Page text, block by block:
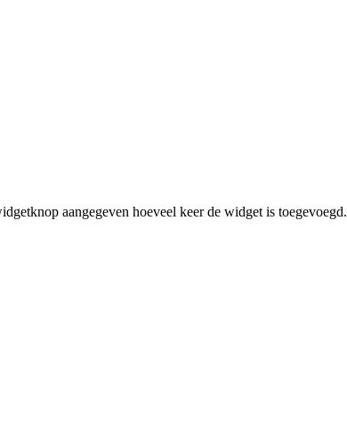
aangegeven hoeveel keer de widget is toegevoegd.